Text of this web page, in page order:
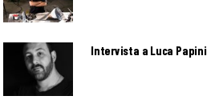
Intervista a Luca Papini